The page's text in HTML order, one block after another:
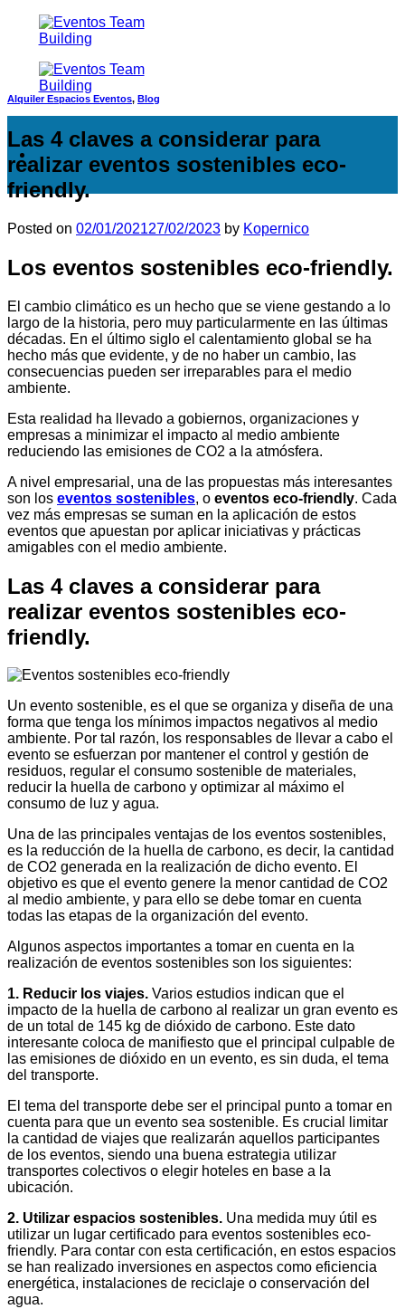
Saltar
contenido
Alquiler Espacios Eventos, Blog
Las 4 claves a considerar para
realizar eventos sostenibles eco-
friendly.
Posted on 02/01/202127/02/2023 by Kopernico
Los eventos sostenibles eco-friendly.
El cambio climático es un hecho que se viene gestando a lo
largo de la historia, pero muy particularmente en las últimas
décadas. En el último siglo el calentamiento global se ha
hecho más que evidente, y de no haber un cambio, las
consecuencias pueden ser irreparables para el medio
ambiente.
Esta realidad ha llevado a gobiernos, organizaciones y
empresas a minimizar el impacto al medio ambiente
reduciendo las emisiones de CO2 a la atmósfera.
A nivel empresarial, una de las propuestas más interesantes
son los eventos sostenibles, o eventos eco-friendly. Cada
vez más empresas se suman en la aplicación de estos
eventos que apuestan por aplicar iniciativas y prácticas
amigables con el medio ambiente.
Las 4 claves a considerar para
realizar eventos sostenibles eco-
friendly.
Un evento sostenible, es el que se organiza y diseña de una
forma que tenga los mínimos impactos negativos al medio
ambiente. Por tal razón, los responsables de llevar a cabo el
evento se esfuerzan por mantener el control y gestión de
residuos, regular el consumo sostenible de materiales,
reducir la huella de carbono y optimizar al máximo el
consumo de luz y agua.
Una de las principales ventajas de los eventos sostenibles,
es la reducción de la huella de carbono, es decir, la cantidad
de CO2 generada en la realización de dicho evento. El
objetivo es que el evento genere la menor cantidad de CO2
al medio ambiente, y para ello se debe tomar en cuenta
todas las etapas de la organización del evento.
Algunos aspectos importantes a tomar en cuenta en la
realización de eventos sostenibles son los siguientes:
1. Reducir los viajes. Varios estudios indican que el
impacto de la huella de carbono al realizar un gran evento es
de un total de 145 kg de dióxido de carbono. Este dato
interesante coloca de manifiesto que el principal culpable de
las emisiones de dióxido en un evento, es sin duda, el tema
del transporte.
El tema del transporte debe ser el principal punto a tomar en
cuenta para que un evento sea sostenible. Es crucial limitar
la cantidad de viajes que realizarán aquellos participantes
de los eventos, siendo una buena estrategia utilizar
transportes colectivos o elegir hoteles en base a la
ubicación.
2. Utilizar espacios sostenibles. Una medida muy útil es
utilizar un lugar certificado para eventos sostenibles eco-
friendly. Para contar con esta certificación, en estos espacios
se han realizado inversiones en aspectos como eficiencia
energética, instalaciones de reciclaje o conservación del
agua.